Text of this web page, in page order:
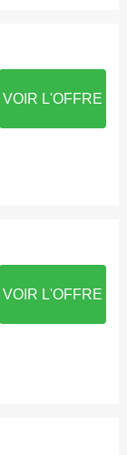
VOIR L'OFFRE
VOIR L'OFFRE